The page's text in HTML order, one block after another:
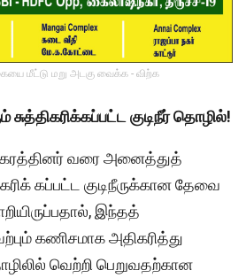
மீட்டு மறு அடகு வைக்க - விற்க
சுத்திகரிக்கப்பட்ட குடிநீர் தொழில்!
வரை அனைத்துத்
கப்பட்ட குடிநீருக்கான தேவை
இந்தத்
கணிசமாக அதிகரித்து
வெற்றி பெறுவதற்கான